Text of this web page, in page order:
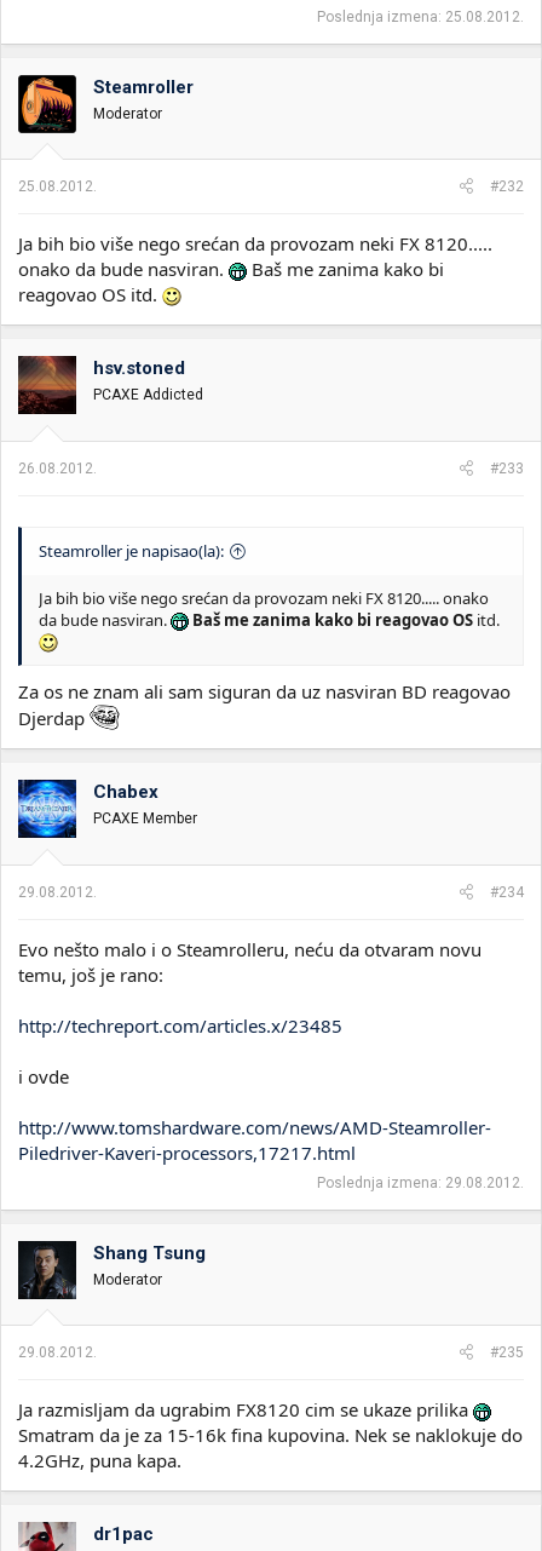
Poslednja izmena: 25.08.2012.
Steamroller
Moderator
25.08.2012. #232
Ja bih bio više nego srećan da provozam neki FX 8120.....
onako da bude nasviran.
Baš me zanima kako bi
reagovao OS itd.
hsv.stoned
PCAXE Addicted
26.08.2012. #233
Steamroller je napisao(la):
Ja bih bio više nego srećan da provozam neki FX 8120..... onako
da bude nasviran.
Baš me zanima kako bi reagovao OS itd.
Za os ne znam ali sam siguran da uz nasviran BD reagovao
Djerdap
Chabex
PCAXE Member
29.08.2012. #234
Evo nešto malo i o Steamrolleru, neću da otvaram novu
temu, još je rano:
http://techreport.com/articles.x/23485
i ovde
http://www.tomshardware.com/news/AMD-Steamroller-
Piledriver-Kaveri-processors,17217.html
Poslednja izmena: 29.08.2012.
Shang Tsung
Moderator
29.08.2012. #235
Ja razmisljam da ugrabim FX8120 cim se ukaze prilika
Smatram da je za 15-16k fina kupovina. Nek se naklokuje do
4.2GHz, puna kapa.
dr1pac